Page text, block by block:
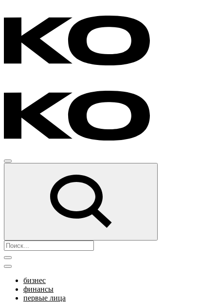
бизнес
финансы
первые лица